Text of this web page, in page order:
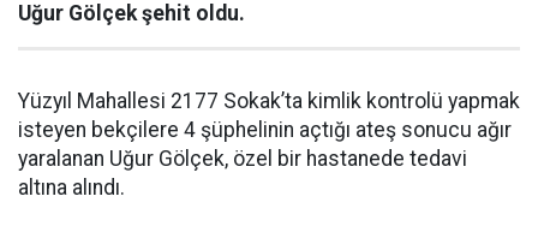
Uğur Gölçek şehit oldu.
Yüzyıl Mahallesi 2177 Sokak’ta kimlik kontrolü yapmak
isteyen bekçilere 4 şüphelinin açtığı ateş sonucu ağır
yaralanan Uğur Gölçek, özel bir hastanede tedavi
altına alındı.